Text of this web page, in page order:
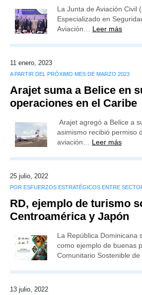
La Junta de Aviación Civil
Especializado en
Aviación… Leer más
11 enero, 2023
A PARTIR DEL PRÓXIMO MES DE MARZO 2023
Arajet suma a Belice en
operaciones en el Caribe
Arajet agregó a Belice a
asimismo recibió permiso
aviación… Leer más
25 julio, 2022
POR ESFUERZOS ESTRATÉGICOS ENTRE
RD, ejemplo de turismo
Centroamérica y Japón
La República Dominicana
como ejemplo de buenas
Comunitario Sostenible
13 julio, 2022